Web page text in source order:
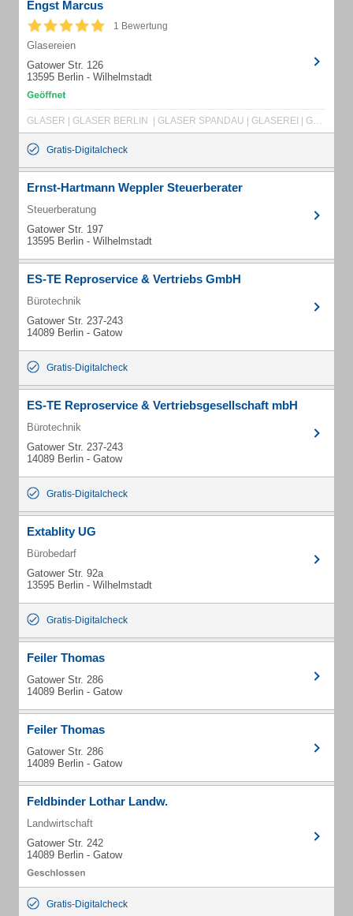
Engst Marcus
1 Bewertung
Glasereien
Gatower Str. 126
13595 Berlin - Wilhelmstadt
GLASER | GLASER BERLIN | GLASER SPANDAU | GLASEREI | GLASREPARATUR | GLASNOTDIENST | INSEKTENSCHUTZGITTER | ISOLIERGLAS | WÄRMESCHUTZGLAS | SONNENSCHUTZGLAS | EINBRUCHSCHUTZ | SICHERHEITSGLAS | SCHALLSCHUTZGLAS | SICHTSCHUTZGLAS | SPIEGEL | BELEUCHTETE SPIEGEL | LED SPIEGEL | VAKUUMGLAS | ALTBAUFENSTERUMBAU | BRANDSCHUTZGLAS | UV-SCHUTZGLAS | GLASTÜR | GLASTÜREN FÜR PRAXEN / BÜROS | GLAS SCHIEBETÜR | GLASREGAL | GLASRÜCKWAND | GLASEREI BERLIN GÜNSTIG | GLASTÜREN AUF MASS | GLASDUSCHE | GLASDUSCHE AUF MASS
Gratis-Digitalcheck
Ernst-Hartmann Weppler Steuerberater
Steuerberatung
Gatower Str. 197
13595 Berlin - Wilhelmstadt
ES-TE Reproservice & Vertriebs GmbH
Bürotechnik
Gatower Str. 237-243
14089 Berlin - Gatow
Gratis-Digitalcheck
ES-TE Reproservice & Vertriebsgesellschaft mbH
Bürotechnik
Gatower Str. 237-243
14089 Berlin - Gatow
Gratis-Digitalcheck
Extablity UG
Bürobedarf
Gatower Str. 92a
13595 Berlin - Wilhelmstadt
Gratis-Digitalcheck
Feiler Thomas
Gatower Str. 286
14089 Berlin - Gatow
Feiler Thomas
Gatower Str. 286
14089 Berlin - Gatow
Feldbinder Lothar Landw.
Landwirtschaft
Gatower Str. 242
14089 Berlin - Gatow
Gratis-Digitalcheck